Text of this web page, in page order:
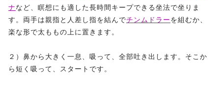
ナなど、瞑想にも適した長時間キープできる坐法で坐りま
す。両手は親指と人差し指を結んでチンムドラーを組むか、
楽な形で太ももの上に置きます。
２）鼻から大きく一息、吸って、全部吐き出します。そこか
ら短く吸って、スタートです。